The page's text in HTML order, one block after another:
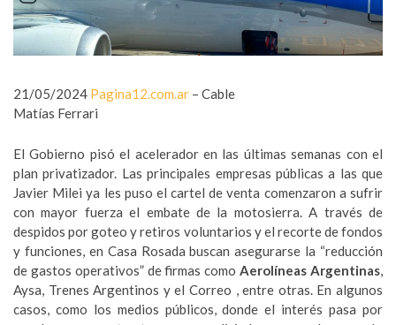
21/05/2024 Pagina12.com.ar – Cable
Matías Ferrari
El Gobierno pisó el acelerador en las últimas semanas con el
plan privatizador. Las principales empresas públicas a las que
Javier Milei ya les puso el cartel de venta comenzaron a sufrir
con mayor fuerza el embate de la motosierra. A través de
despidos por goteo y retiros voluntarios y el recorte de fondos
y funciones, en Casa Rosada buscan asegurarse la “reducción
de gastos operativos” de firmas comoAerolíneas Argentinas,
Aysa, Trenes Argentinos y el Correo , entre otras. En algunos
casos, como los medios públicos, donde el interés pasa por